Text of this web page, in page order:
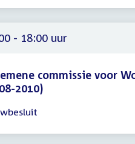
- 18:00 uur
commissie voor
2010)